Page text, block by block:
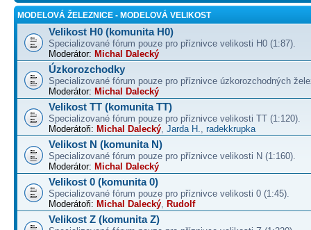
MODELOVÁ ŽELEZNICE - MODELOVÁ VELIKOST
Velikost H0 (komunita H0)
Specializované fórum pouze pro příznivce velikosti H0 (1:87).
Moderátor: Michal Dalecký
Úzkorozchodky
Specializované fórum pouze pro příznivce úzkorozchodných
Moderátor: Michal Dalecký
Velikost TT (komunita TT)
Specializované fórum pouze pro příznivce velikosti TT (1:120).
Moderátoři: Michal Dalecký, Jarda H., radekkrupka
Velikost N (komunita N)
Specializované fórum pouze pro příznivce velikosti N (1:160).
Moderátor: Michal Dalecký
Velikost 0 (komunita 0)
Specializované fórum pouze pro příznivce velikosti 0 (1:45).
Moderátoři: Michal Dalecký, Rudolf
Velikost Z (komunita Z)